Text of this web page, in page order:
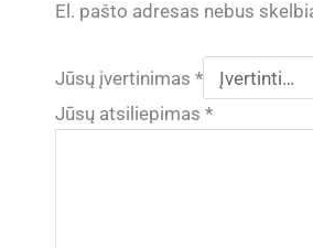
El. pašto adresas nebus
Jūsų įvertinimas *
Jūsų atsiliepimas *